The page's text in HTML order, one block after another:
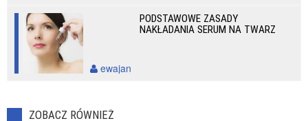
PODSTAWOWE ZASADY
NAKŁADANIA SERUM NA TWARZ
ewajan
ZOBACZ RÓWNIEŻ